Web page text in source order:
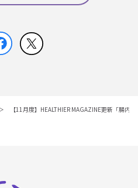
【11月度】HEALTHIER MAGAZINE更新「腸